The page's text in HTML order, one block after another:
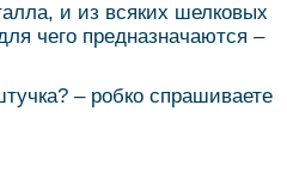
и из всяких шелковых
чего предназначаются –
– робко спрашиваете